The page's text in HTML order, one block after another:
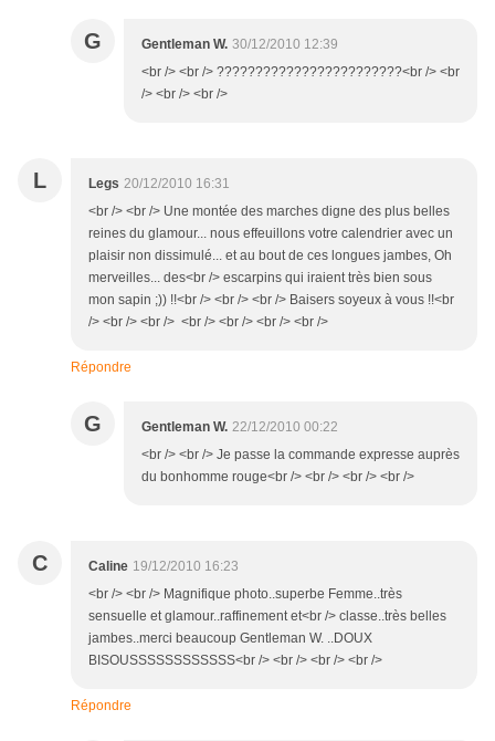
G Gentleman W. 30/12/2010 12:39
<br /> <br /> ????????????????????????<br /> <br
/> <br /> <br />
L Legs 20/12/2010 16:31
<br /> <br /> Une montée des marches digne des plus belles
reines du glamour... nous effeuillons votre calendrier avec un
plaisir non dissimulé... et au bout de ces longues jambes, Oh
merveilles... des<br /> escarpins qui iraient très bien sous
mon sapin ;)) !!<br /> <br /> <br /> Baisers soyeux à vous !!<br
/> <br /> <br /> <br /> <br /> <br /> <br />
Répondre
G Gentleman W. 22/12/2010 00:22
<br /> <br /> Je passe la commande expresse auprès
du bonhomme rouge<br /> <br /> <br /> <br />
C Caline 19/12/2010 16:23
<br /> <br /> Magnifique photo..superbe Femme..très
sensuelle et glamour..raffinement et<br /> classe..très belles
jambes..merci beaucoup Gentleman W. ..DOUX
BISOUSSSSSSSSSSSS<br /> <br /> <br /> <br />
Répondre